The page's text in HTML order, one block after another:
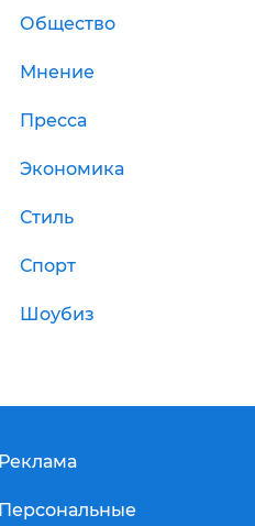
Общество
Мнение
Пресса
Экономика
Стиль
Спорт
Шоубиз
Реклама
Персональные